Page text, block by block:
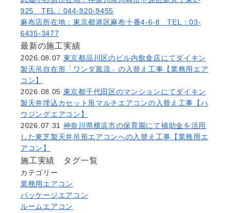
925 TEL：044-920-9455
麻布店所在地：東京都港区麻布十番4-6-8 TEL：03-
6435-3477
最新の施工実績
2026.08.07 東京都品川区のビル内飲食店にてダイキン
製天吊自在形「ワンダ風流」の入替え工事【業務用エア
コン】
2026.08.05 東京都千代田区のマンションにてダイキン
製天井埋込カセット形マルチエアコンの入替え工事【ハ
ウジングエアコン】
2026.07.31 神奈川県横浜市の保育園にて補助金を活用
した東芝製天井吊形エアコンへの入替え工事【業務用エ
アコン】
施工実績 タグ一覧
カテゴリー
業務用エアコン
パッケージエアコン
ルームエアコン